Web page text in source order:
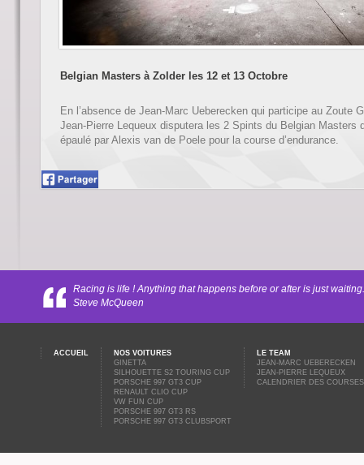
Belgian Masters à Zolder les 12 et 13 Octobre
En l’absence de Jean-Marc Ueberecken qui participe au Zoute
Jean-Pierre Lequeux disputera les 2 Spints du Belgian Masters
épaulé par Alexis van de Poele pour la course d’endurance.
Racing is life ! Anything that happens before or after is just waiting.
Steve McQueen
ACCUEIL
NOS VOITURES
GINETTA
SILHOUETTE S2 TOURING CUP
PORSCHE 997 GT3 CUP
RENAULT CLIO CUP
VW FUN CUP
PORSCHE 997 GT3 RS
PORSCHE 997 GT3 CLUBSPORT
LE TEAM
JEAN-MARC UEBERECKEN
JEAN-PIERRE LEQUEUX
CALENDRIER DES COURSES